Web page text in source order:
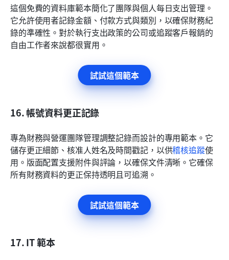
這個免費的資料庫範本簡化了團隊與個人每日支出管理。
它允許使用者記錄金額、付款方式與類別，以確保財務紀
錄的準確性。對於執行支出政策的公司或追蹤客戶報銷的
自由工作者來說都很實用。
試試這個範本
16. 帳號資料更正記錄
專為財務與營運團隊管理調整記錄而設計的專用範本。它
儲存更正細節、核准人姓名及時間戳記，以供稽核追蹤使
用。版面配置支援附件與評論，以確保文件清晰。它確保
所有財務資料的更正保持透明且可追溯。
試試這個範本
17. IT 範本